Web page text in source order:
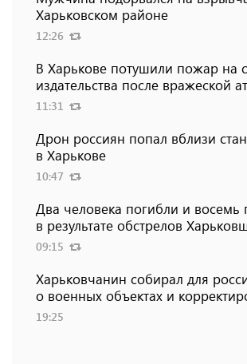
Харьковском районе
12:26
В Харькове потушили пожар на
издательства после вражеской
11:31
Дрон россиян попал вблизи
в Харькове
10:47
Два человека погибли и восемь
в результате обстрелов
09:15
Харьковчанин собирал для
о военных объектах и
19:25